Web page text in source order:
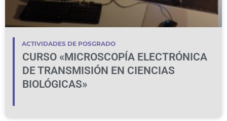
ACTIVIDADES DE POSGRADO
CURSO «MICROSCOPÍA ELECTRÓNICA
DE TRANSMISIÓN EN CIENCIAS
BIOLÓGICAS»